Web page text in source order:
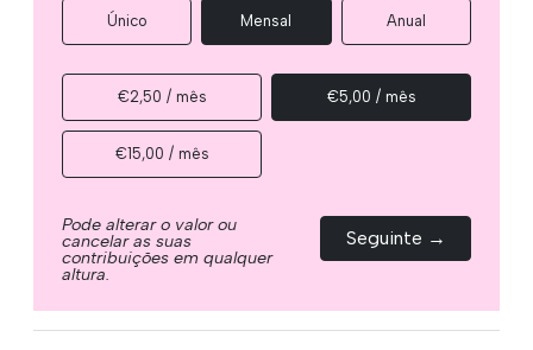
Único Mensal Anual
€2,50 / mês €5,00 / mês
€15,00 / mês
Pode alterar o valor ou
cancelar as suas
contribuições em qualquer
altura.
Seguinte →